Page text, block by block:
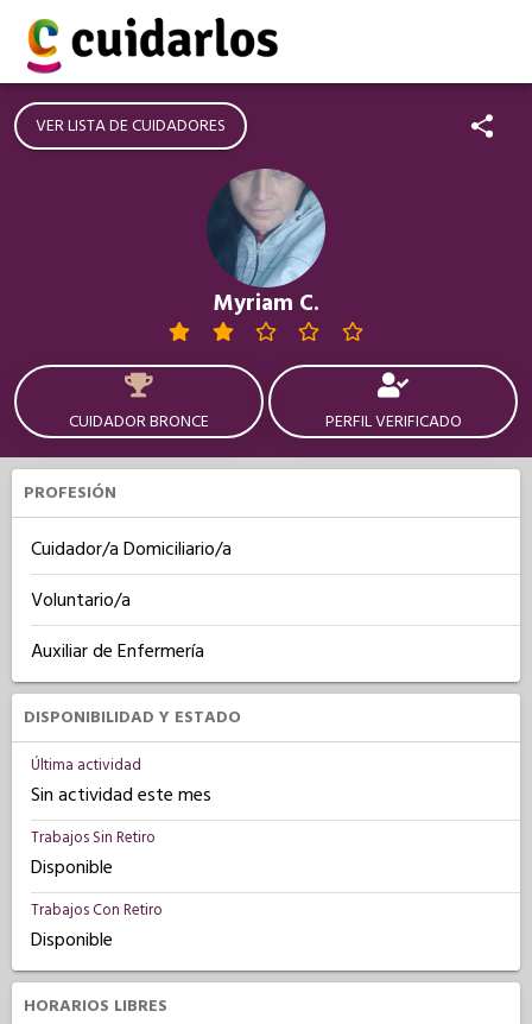
VER LISTA DE CUIDADORES
Myriam C.
CUIDADOR BRONCE PERFIL VERIFICADO
PROFESIÓN
Cuidador/a Domiciliario/a
Voluntario/a
Auxiliar de Enfermería
DISPONIBILIDAD Y ESTADO
Última actividad
Sin actividad este mes
Trabajos Sin Retiro
Disponible
Trabajos Con Retiro
Disponible
HORARIOS LIBRES